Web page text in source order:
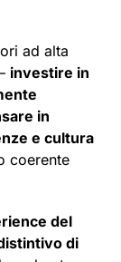
ad alta
investire in
in
e cultura
coerente
del
di